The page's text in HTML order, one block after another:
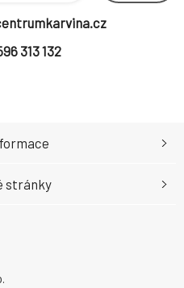
313 132
stránky